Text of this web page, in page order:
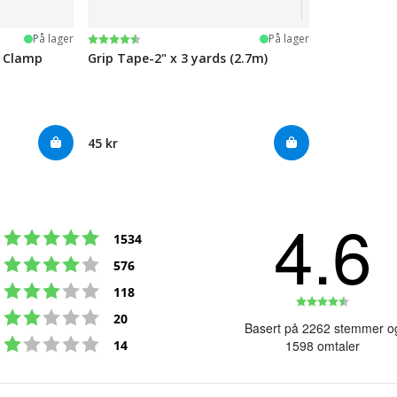
På lager Karakter:
4.5 av 5 mulige På lager
Grip Tape-2" x 3 yards (2.7m)
45 kr
Karakter: 5 av 5 mulige
1534
Karakter: 4 av 5 mulige
576
Karakter: 3 av 5 mulige
118
Karakter: 2 av 5 mulige
20
Karakter: 1 av 5 mulige
14
4.6
4.6
av
mulige
Basert på 2262 stemmer
1598 omtaler